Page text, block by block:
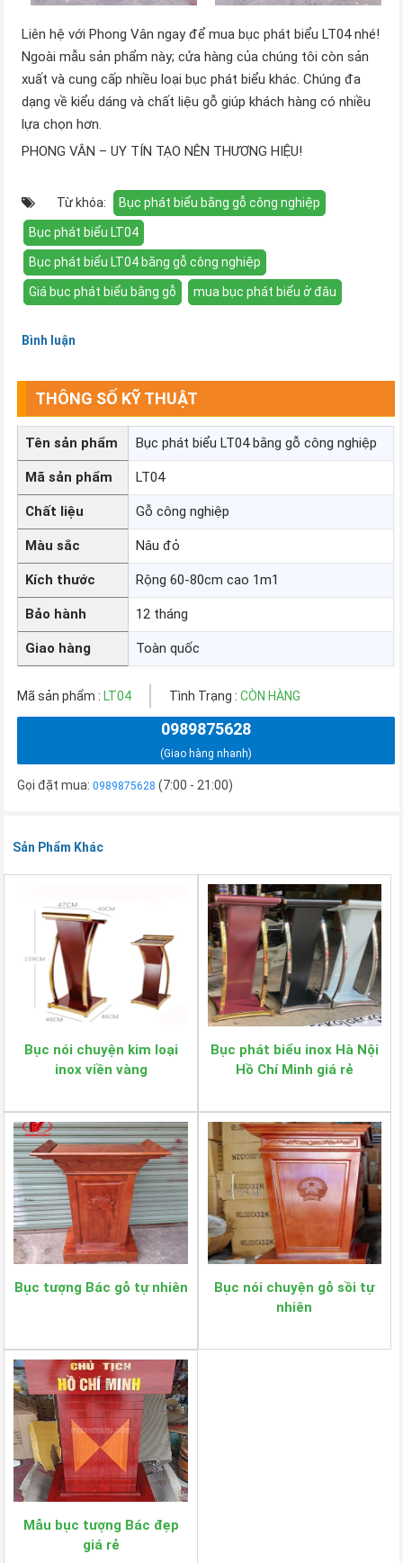
Liên hệ với Phong Vân ngay để mua bục phát biểu LT04 nhé!
Ngoài mẫu sản phẩm này; cửa hàng của chúng tôi còn sản
xuất và cung cấp nhiều loại bục phát biểu khác. Chúng đa
dạng về kiểu dáng và chất liệu gỗ giúp khách hàng có nhiều
lựa chọn hơn.
PHONG VÂN – UY TÍN TẠO NÊN THƯƠNG HIỆU!
Từ khóa: Bục phát biểu bằng gỗ công nghiệp
Bục phát biểu LT04
Bục phát biểu LT04 bằng gỗ công nghiệp
Giá bục phát biểu bằng gỗ mua bục phát biểu ở đâu
Bình luận
THÔNG SỐ KỸ THUẬT
Tên sản phẩm Bục phát biểu LT04 bằng gỗ công nghiệp
Mã sản phẩm LT04
Chất liệu Gỗ công nghiệp
Màu sắc Nâu đỏ
Kích thước Rộng 60-80cm cao 1m1
Bảo hành 12 tháng
Giao hàng Toàn quốc
Mã sản phẩm : LT04 Tình Trạng : CÒN HÀNG
0989875628
(Giao hàng nhanh)
Gọi đặt mua:0989875628 (7:00 - 21:00)
Sản Phẩm Khác
Bục nói chuyện kim loại
inox viền vàng
Bục phát biểu inox Hà Nội
Hồ Chí Minh giá rẻ
Bục tượng Bác gỗ tự nhiên
Bục nói chuyện gỗ sồi tự
nhiên
Mẫu bục tượng Bác đẹp
giá rẻ